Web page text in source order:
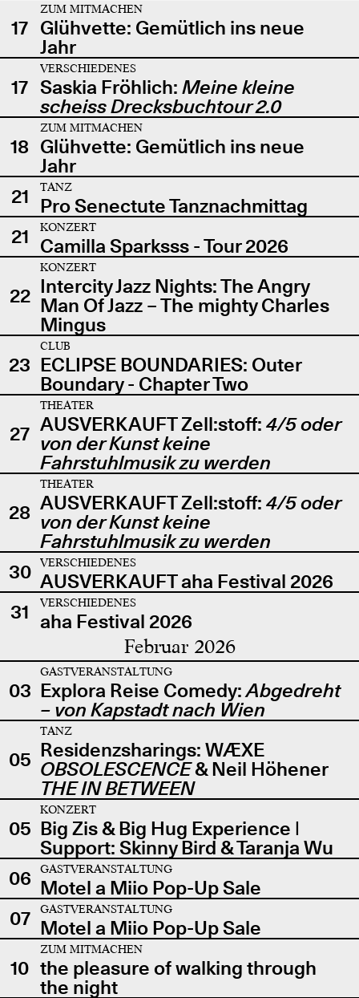
17
ZUM MITMACHEN
Glühvette: Gemütlich ins neue
Jahr
17
VERSCHIEDENES
Saskia Fröhlich: Meine kleine
scheiss Drecksbuchtour 2.0
18
ZUM MITMACHEN
Glühvette: Gemütlich ins neue
Jahr
21
TANZ
Pro Senectute Tanznachmittag
21
KONZERT
Camilla Sparksss - Tour 2026
22
KONZERT
Intercity Jazz Nights: The Angry
Man Of Jazz – The mighty Charles
Mingus
23
CLUB
ECLIPSE BOUNDARIES: Outer
Boundary - Chapter Two
27
THEATER
AUSVERKAUFT Zell:stoff: 4/5 oder
von der Kunst keine
Fahrstuhlmusik zu werden
28
THEATER
AUSVERKAUFT Zell:stoff: 4/5 oder
von der Kunst keine
Fahrstuhlmusik zu werden
30
VERSCHIEDENES
AUSVERKAUFT aha Festival 2026
31
VERSCHIEDENES
aha Festival 2026
Februar 2026
03
GASTVERANSTALTUNG
Explora Reise Comedy:Abgedreht
– von Kapstadt nach Wien
05
TANZ
Residenzsharings: WÆXE
OBSOLESCENCE& Neil Höhener
THE IN BETWEEN
05
KONZERT
Big Zis & Big Hug Experience |
Support: Skinny Bird & Taranja Wu
06
GASTVERANSTALTUNG
Motel a Miio Pop-Up Sale
07
GASTVERANSTALTUNG
Motel a Miio Pop-Up Sale
10
ZUM MITMACHEN
the pleasure of walking through
the night